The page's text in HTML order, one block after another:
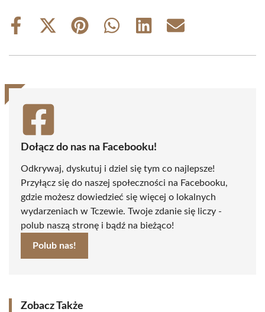
Share
Share
(Twitter)
Share
Share
Share
Share
Dołącz do nas na Facebooku!
Odkrywaj, dyskutuj i dziel się tym co najlepsze!
Przyłącz się do naszej społeczności na Facebooku,
gdzie możesz dowiedzieć się więcej o lokalnych
wydarzeniach w Tczewie. Twoje zdanie się liczy -
polub naszą stronę i bądź na bieżąco!
Polub nas!
Zobacz Także